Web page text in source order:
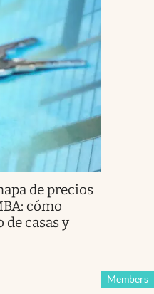
de precios
cómo
casas y
Members